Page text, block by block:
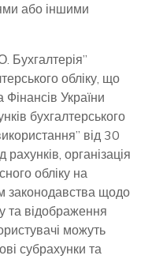
або іншими
Бухгалтерія”
обліку, що
Фінансів України
бухгалтерського
від 30
організація
обліку на
законодавства щодо
та відображення
можуть
субрахунки та